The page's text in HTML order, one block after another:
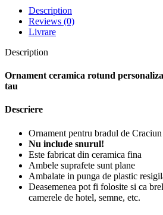
Description
Reviews (0)
Livrare
Description
Ornament ceramica rotund
tau
Descriere
Ornament pentru bradul de Craciun
Nu include snurul!
Este fabricat din ceramica fina
Ambele suprafete sunt plane
Ambalate in punga de plastic
Deasemenea pot fi folosite si ca
camerele de hotel, semne, etc.